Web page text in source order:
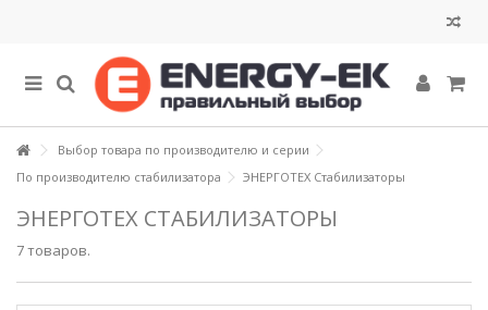
Выбор товара по производителю и серии
По производителю стабилизатора
ЭНЕРГОТЕХ Стабилизаторы
ЭНЕРГОТЕХ СТАБИЛИЗАТОРЫ
7 товаров.